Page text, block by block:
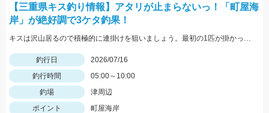
【三重県キス釣り情報】アタリが止まらないっ！「町屋海
岸」が絶好調で3ケタ釣果！
キスは沢山居るので積極的に連掛けを狙いましょう。最初の1匹が掛かった後、仕掛けをサビく速度をしっかり落とすと追い喰いを狙えます。針に長時間刺したままのふやけた餌は非常に喰いが悪いです。2～3投 投げた後でも針に残った餌は惜しまずに付け直しましょう。
釣行日
2026/07/16
釣行時間
05:00～10:00
釣場
津周辺
ポイント
町屋海岸